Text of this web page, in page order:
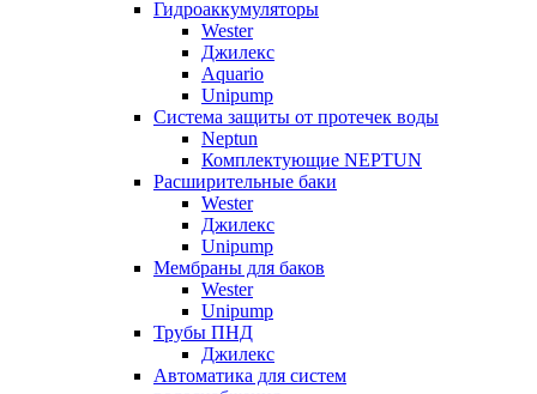
Гидроаккумуляторы
Wester
Джилекс
Aquario
Unipump
Система защиты от протечек воды
Neptun
Комплектующие NEPTUN
Расширительные баки
Wester
Джилекс
Unipump
Мембраны для баков
Wester
Unipump
Трубы ПНД
Джилекс
Автоматика для систем